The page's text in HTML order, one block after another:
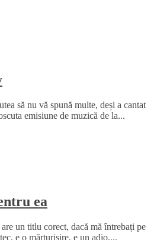
să nu vă spună multe, deși a cantat
emisiune de muzică de la...
ea
un titlu corect, dacă mă întrebați pe
e o mărturisire, e un adio,...